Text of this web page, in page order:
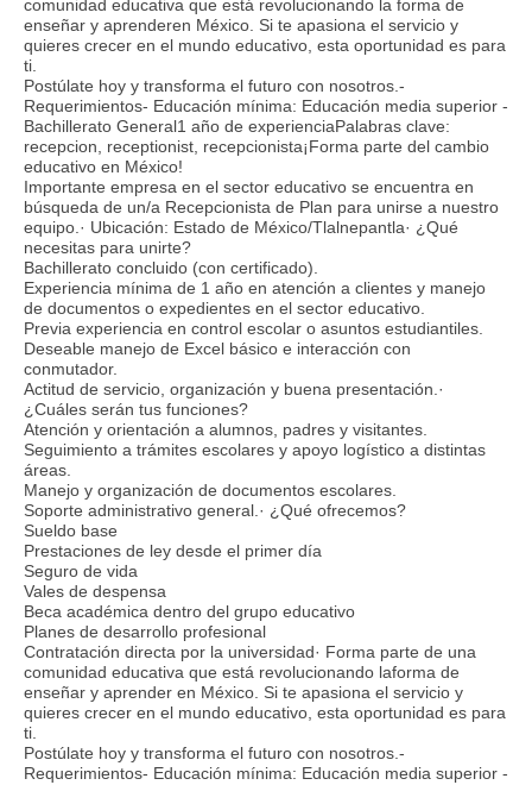
comunidad educativa que está revolucionando la forma de
enseñar y aprenderen México. Si te apasiona el servicio y
quieres crecer en el mundo educativo, esta oportunidad es para
ti.
Postúlate hoy y transforma el futuro con nosotros.-
Requerimientos- Educación mínima: Educación media superior -
Bachillerato General1 año de experienciaPalabras clave:
recepcion, receptionist, recepcionista¡Forma parte del cambio
educativo en México!
Importante empresa en el sector educativo se encuentra en
búsqueda de un/a Recepcionista de Plan para unirse a nuestro
equipo.· Ubicación: Estado de México/Tlalnepantla· ¿Qué
necesitas para unirte?
Bachillerato concluido (con certificado).
Experiencia mínima de 1 año en atención a clientes y manejo
de documentos o expedientes en el sector educativo.
Previa experiencia en control escolar o asuntos estudiantiles.
Deseable manejo de Excel básico e interacción con
conmutador.
Actitud de servicio, organización y buena presentación.·
¿Cuáles serán tus funciones?
Atención y orientación a alumnos, padres y visitantes.
Seguimiento a trámites escolares y apoyo logístico a distintas
áreas.
Manejo y organización de documentos escolares.
Soporte administrativo general.· ¿Qué ofrecemos?
Sueldo base
Prestaciones de ley desde el primer día
Seguro de vida
Vales de despensa
Beca académica dentro del grupo educativo
Planes de desarrollo profesional
Contratación directa por la universidad· Forma parte de una
comunidad educativa que está revolucionando laforma de
enseñar y aprender en México. Si te apasiona el servicio y
quieres crecer en el mundo educativo, esta oportunidad es para
ti.
Postúlate hoy y transforma el futuro con nosotros.-
Requerimientos- Educación mínima: Educación media superior -